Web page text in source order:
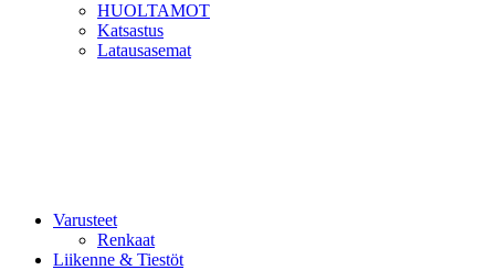
HUOLTAMOT
Katsastus
Latausasemat
Varusteet
Renkaat
Liikenne & Tiestöt